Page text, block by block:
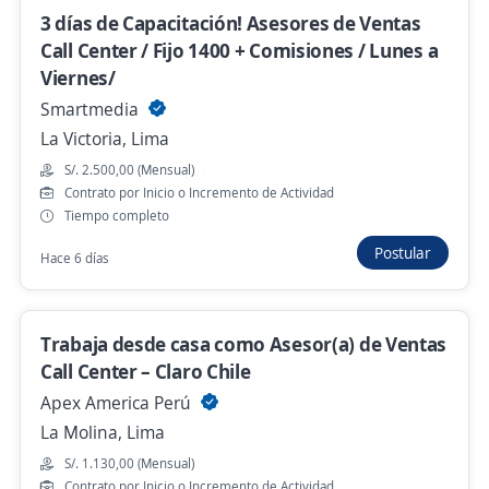
S/. 1.400,00 (Mensual)
Hace 1 hora
Se precisa Urgente
Asesor(a) de Ventas Part Time (Noche) /
Sifrah Estación del Tren Gamarra
SIFRAH
La Victoria, Lima
Anterior
Nuevas ofertas de empleo
3 días de Capacitación! Asesores de Ventas
Call Center / Fijo 1400 + Comisiones / Lunes a
Viernes/
Smartmedia
La Victoria, Lima
S/. 2.500,00 (Mensual)
Contrato por Inicio o Incremento de Actividad
Tiempo completo
Hace 6 días Postular
Trabaja desde casa como Asesor(a) de Ventas
Call Center – Claro Chile
Apex America Perú
La Molina, Lima
S/. 1.130,00 (Mensual)